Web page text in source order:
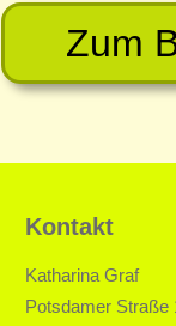
Zum
Kontakt
Katharina Graf
Potsdamer Straße